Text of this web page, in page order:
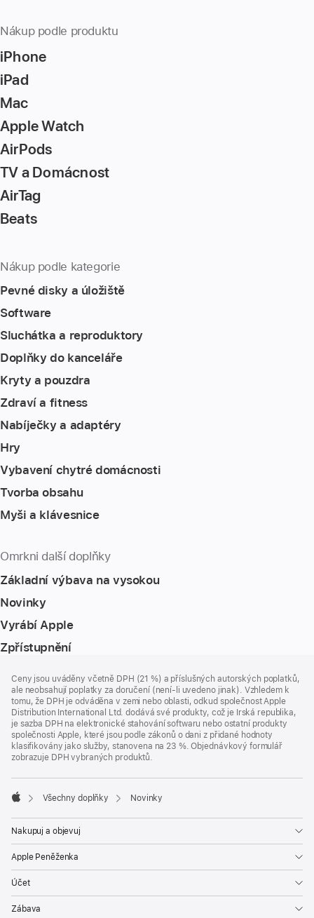
Nákup podle produktu
iPhone
iPad
Mac
Apple Watch
AirPods
TV a Domácnost
AirTag
Beats
Nákup podle kategorie
Pevné disky a úložiště
Software
Sluchátka a reproduktory
Doplňky do kanceláře
Kryty a pouzdra
Zdraví a fitness
Nabíječky a adaptéry
Hry
Vybavení chytré domácnosti
Tvorba obsahu
Myši a klávesnice
Omrkni další doplňky
Základní výbava na vysokou
Novinky
Vyrábí Apple
Zpřístupnění
Ceny jsou uváděny včetně DPH (21 %) a příslušných autorských poplatků,
ale neobsahují poplatky za doručení (není-li uvedeno jinak). Vzhledem k
tomu, že DPH je odváděna v zemi nebo oblasti, odkud společnost Apple
Distribution International Ltd. dodává své produkty, což je Irská republika,
je sazba DPH na elektronické stahování softwaru nebo ostatní produkty
společnosti Apple, které jsou podle zákonů o dani z přidané hodnoty
klasifikovány jako služby, stanovena na 23 %. Objednávkový formulář
zobrazuje DPH vybraných produktů.
Všechny doplňky Novinky
Nakupuj a objevuj
Apple Peněženka
Účet
Zábava